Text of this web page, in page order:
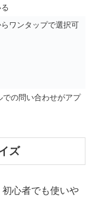
ワンタップで選択可
での問い合わせがアプ
ズ
心者でも使いや